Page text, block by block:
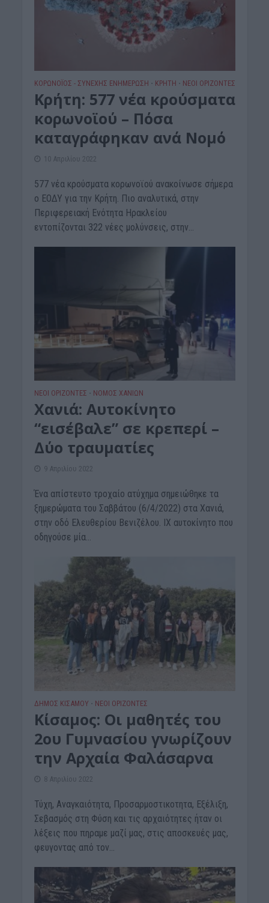
ΚΟΡΩΝΟΪΟΣ - ΣΥΝΕΧΗΣ ΕΝΗΜΕΡΩΣΗ • ΚΡΗΤΗ • ΝΕΟΙ ΟΡΙΖΟΝΤΕΣ
Κρήτη: 577 νέα κρούσματα
κορωνοϊού – Πόσα
καταγράφηκαν ανά Νομό
10 Απριλίου 2022
577 νέα κρούσματα κορωνοϊού ανακοίνωσε σήμερα
ο ΕΟΔΥ για την Κρήτη. Πιο αναλυτικά, στην
Περιφερειακή Ενότητα Ηρακλείου
εντοπίζονται 322 νέες μολύνσεις, στην...
ΝΕΟΙ ΟΡΙΖΟΝΤΕΣ • ΝΟΜΌΣ ΧΑΝΊΩΝ
Χανιά: Αυτοκίνητο
“εισέβαλε” σε κρεπερί –
Δύο τραυματίες
9 Απριλίου 2022
Ένα απίστευτο τροχαίο ατύχημα σημειώθηκε τα
ξημερώματα του Σαββάτου (6/4/2022) στα Χανιά,
στην οδό Ελευθερίου Βενιζέλου. ΙΧ αυτοκίνητο που
οδηγούσε μία...
ΔΉΜΟΣ ΚΙΣΆΜΟΥ • ΝΕΟΙ ΟΡΙΖΟΝΤΕΣ
Κίσαμος: Οι μαθητές του
2ου Γυμνασίου γνωρίζουν
την Αρχαία Φαλάσαρνα
8 Απριλίου 2022
Τύχη, Αναγκαιότητα, Προσαρμοστικοτητα, Εξέλιξη,
Σεβασμός στη Φύση και τις αρχαιότητες ήταν οι
λέξεις που πηραμε μαζί μας, στις αποσκευές μας,
φευγοντας από τον...